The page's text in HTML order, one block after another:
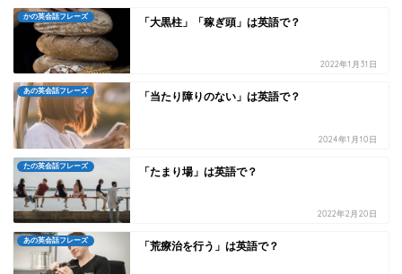
かの英会話フレーズ 「大黒柱」「稼ぎ頭」は英語で？
2022年1月31日
あの英会話フレーズ 「当たり障りのない」は英語で？
2024年1月10日
たの英会話フレーズ 「たまり場」は英語で？
2022年2月20日
あの英会話フレーズ 「荒療治を行う」は英語で？